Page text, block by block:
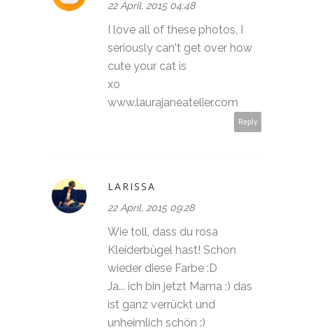
22 April, 2015 04:48
I love all of these photos, I
seriously can't get over how
cute your cat is
xo
www.laurajaneatelier.com
Reply
LARISSA
22 April, 2015 09:28
Wie toll, dass du rosa
Kleiderbügel hast! Schon
wieder diese Farbe :D
Ja... ich bin jetzt Mama :) das
ist ganz verrückt und
unheimlich schön :)